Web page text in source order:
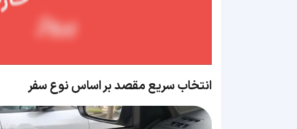
انتخاب سریع مقصد بر اساس نوع سفر